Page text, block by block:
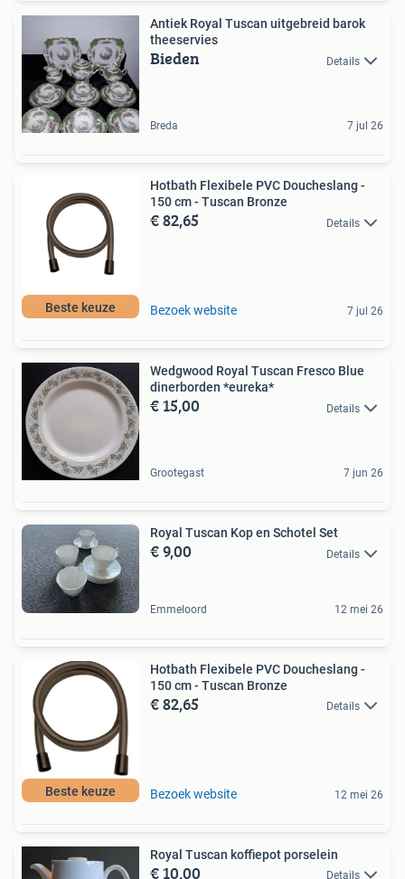
Antiek Royal Tuscan uitgebreid barok
theeservies
Bieden Details
Breda 7 jul 26
Beste keuze
Hotbath Flexibele PVC Doucheslang -
150 cm - Tuscan Bronze
€ 82,65 Details
Bezoek website 7 jul 26
Wedgwood Royal Tuscan Fresco Blue
dinerborden *eureka*
€ 15,00 Details
Grootegast 7 jun 26
Royal Tuscan Kop en Schotel Set
€ 9,00 Details
Emmeloord 12 mei 26
Beste keuze
Hotbath Flexibele PVC Doucheslang -
150 cm - Tuscan Bronze
€ 82,65 Details
Bezoek website 12 mei 26
Royal Tuscan koffiepot porselein
€ 10,00 Details